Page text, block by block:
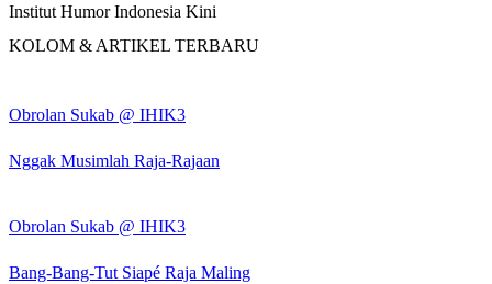
Institut Humor Indonesia Kini
KOLOM & ARTIKEL TERBARU
Obrolan Sukab @ IHIK3
Nggak Musimlah Raja-Rajaan
Obrolan Sukab @ IHIK3
Bang-Bang-Tut Siapé Raja Maling